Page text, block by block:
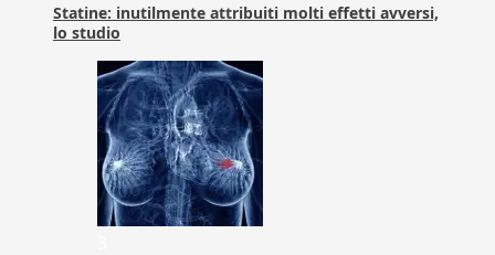
Statine: inutilmente attribuiti molti effetti avversi,
lo studio